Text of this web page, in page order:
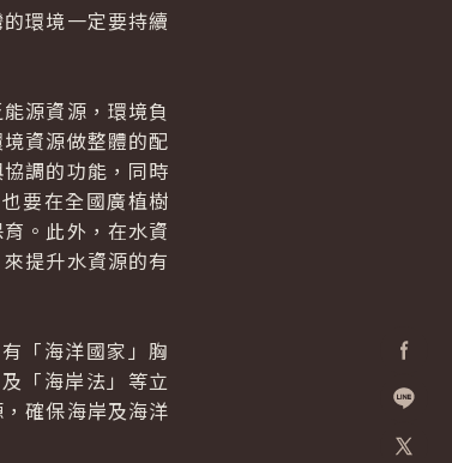
加入好
環境一定要持續
源資源，環境負
資源做整體的配
調的功能，同時
要在全國廣植樹
。此外，在水資
提升水資源的有
「海洋國家」胸
「海岸法」等立
確保海岸及海洋